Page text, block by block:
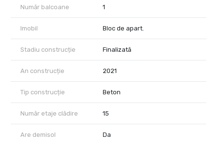
Număr balcoane 1
Imobil Bloc de apart.
Stadiu construcție Finalizată
An construcție 2021
Tip construcție Beton
Număr etaje clădire 15
Are demisol Da